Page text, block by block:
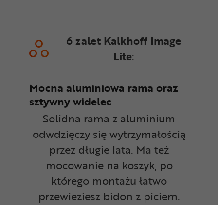
6 zalet Kalkhoff Image
Lite:
Mocna aluminiowa rama oraz
sztywny widelec
Solidna rama z aluminium
odwdzięczy się wytrzymałością
przez długie lata. Ma też
mocowanie na koszyk, po
którego montażu łatwo
przewieziesz bidon z piciem.